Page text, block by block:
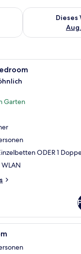
Aug. 8 - Aug.
Dieses
Überprüfe die
Lampe, einem Sessel,
Ein
Garten
ODER 1